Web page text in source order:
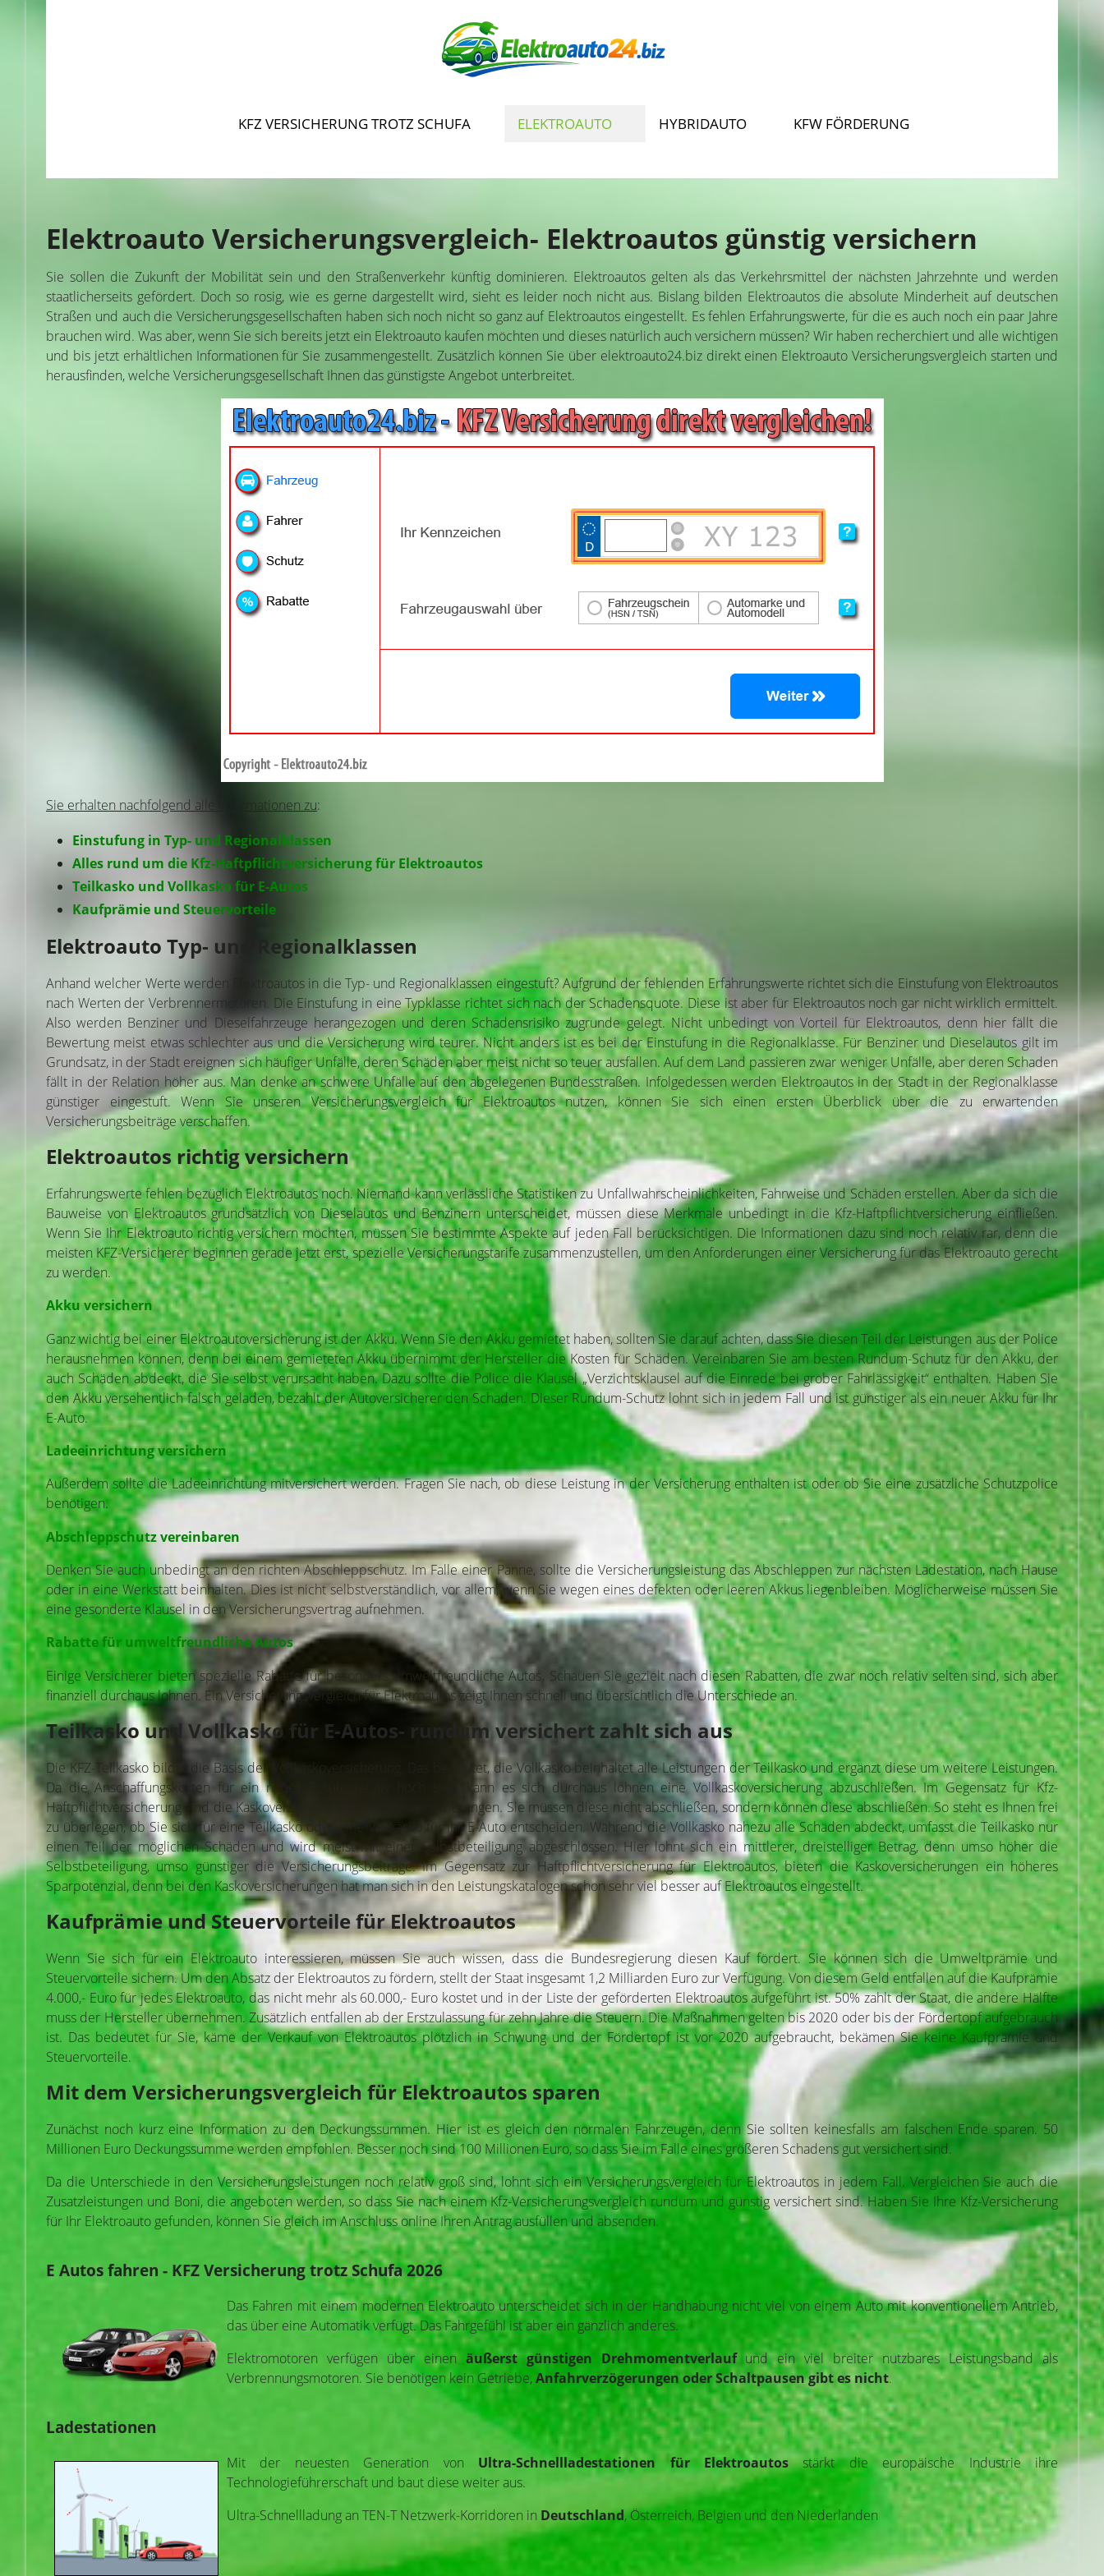
KFZ VERSICHERUNG TROTZ SCHUFA ELEKTROAUTO HYBRIDAUTO KFW FÖRDERUNG
Elektroauto Versicherungsvergleich- Elektroautos günstig versichern
Sie sollen die Zukunft der Mobilität sein und den Straßenverkehr künftig dominieren. Elektroautos gelten als das Verkehrsmittel der nächsten Jahrzehnte und werden
staatlicherseits gefördert. Doch so rosig, wie es gerne dargestellt wird, sieht es leider noch nicht aus. Bislang bilden Elektroautos die absolute Minderheit auf deutschen
Straßen und auch die Versicherungsgesellschaften haben sich noch nicht so ganz auf Elektroautos eingestellt. Es fehlen Erfahrungswerte, für die es auch noch ein paar Jahre
brauchen wird. Was aber, wenn Sie sich bereits jetzt ein Elektroauto kaufen möchten und dieses natürlich auch versichern müssen? Wir haben recherchiert und alle wichtigen
und bis jetzt erhältlichen Informationen für Sie zusammengestellt. Zusätzlich können Sie über elektroauto24.biz direkt einen Elektroauto Versicherungsvergleich starten und
herausfinden, welche Versicherungsgesellschaft Ihnen das günstigste Angebot unterbreitet.
Sie erhalten nachfolgend alle Informationen zu:
Einstufung in Typ- und Regionalklassen
Alles rund um die Kfz-Haftpflichtversicherung für Elektroautos
Teilkasko und Vollkasko für E-Autos
Kaufprämie und Steuervorteile
Elektroauto Typ- und Regionalklassen
Anhand welcher Werte werden Elektroautos in die Typ- und Regionalklassen eingestuft? Aufgrund der fehlenden Erfahrungswerte richtet sich die Einstufung von Elektroautos
nach Werten der Verbrennermotoren. Die Einstufung in eine Typklasse richtet sich nach der Schadensquote. Diese ist aber für Elektroautos noch gar nicht wirklich ermittelt.
Also werden Benziner und Dieselfahrzeuge herangezogen und deren Schadensrisiko zugrunde gelegt. Nicht unbedingt von Vorteil für Elektroautos, denn hier fällt die
Bewertung meist etwas schlechter aus und die Versicherung wird teurer. Nicht anders ist es bei der Einstufung in die Regionalklasse. Für Benziner und Dieselautos gilt im
Grundsatz, in der Stadt ereignen sich häufiger Unfälle, deren Schäden aber meist nicht so teuer ausfallen. Auf dem Land passieren zwar weniger Unfälle, aber deren Schaden
fällt in der Relation höher aus. Man denke an schwere Unfälle auf den abgelegenen Bundesstraßen. Infolgedessen werden Elektroautos in der Stadt in der Regionalklasse
günstiger eingestuft. Wenn Sie unseren Versicherungsvergleich für Elektroautos nutzen, können Sie sich einen ersten Überblick über die zu erwartenden
Versicherungsbeiträge verschaffen.
Elektroautos richtig versichern
Erfahrungswerte fehlen bezüglich Elektroautos noch. Niemand kann verlässliche Statistiken zu Unfallwahrscheinlichkeiten, Fahrweise und Schäden erstellen. Aber da sich die
Bauweise von Elektroautos grundsätzlich von Dieselautos und Benzinern unterscheidet, müssen diese Merkmale unbedingt in die Kfz-Haftpflichtversicherung einfließen.
Wenn Sie Ihr Elektroauto richtig versichern möchten, müssen Sie bestimmte Aspekte auf jeden Fall berücksichtigen. Die Informationen dazu sind noch relativ rar, denn die
meisten KFZ-Versicherer beginnen gerade jetzt erst, spezielle Versicherungstarife zusammenzustellen, um den Anforderungen einer Versicherung für das Elektroauto gerecht
zu werden.
Akku versichern
Ganz wichtig bei einer Elektroautoversicherung ist der Akku. Wenn Sie den Akku gemietet haben, sollten Sie darauf achten, dass Sie diesen Teil der Leistungen aus der Police
herausnehmen können, denn bei einem gemieteten Akku übernimmt der Hersteller die Kosten für Schäden. Vereinbaren Sie am besten Rundum-Schutz für den Akku, der
auch Schäden abdeckt, die Sie selbst verursacht haben. Dazu sollte die Police die Klausel „Verzichtsklausel auf die Einrede bei grober Fahrlässigkeit“ enthalten. Haben Sie
den Akku versehentlich falsch geladen, bezahlt der Autoversicherer den Schaden. Dieser Rundum-Schutz lohnt sich in jedem Fall und ist günstiger als ein neuer Akku für Ihr
E-Auto.
Ladeeinrichtung versichern
Außerdem sollte die Ladeeinrichtung mitversichert werden. Fragen Sie nach, ob diese Leistung in der Versicherung enthalten ist oder ob Sie eine zusätzliche Schutzpolice
benötigen.
Abschleppschutz vereinbaren
Denken Sie auch unbedingt an den richten Abschleppschutz. Im Falle einer Panne, sollte die Versicherungsleistung das Abschleppen zur nächsten Ladestation, nach Hause
oder in eine Werkstatt beinhalten. Dies ist nicht selbstverständlich, vor allem, wenn Sie wegen eines defekten oder leeren Akkus liegenbleiben. Möglicherweise müssen Sie
eine gesonderte Klausel in den Versicherungsvertrag aufnehmen.
Rabatte für umweltfreundliche Autos
Einige Versicherer bieten spezielle Rabatte für besonders umweltfreundliche Autos. Schauen Sie gezielt nach diesen Rabatten, die zwar noch relativ selten sind, sich aber
finanziell durchaus lohnen. Ein Versicherungsvergleich für Elektroautos zeigt Ihnen schnell und übersichtlich die Unterschiede an.
Teilkasko undVollkaskofür E-Autos- rundum versichert zahlt sich aus
Die KFZ-Teilkasko bildet die Basis der Vollkaskoversicherung. Das bedeutet, die Vollkasko beinhaltet alle Leistungen der Teilkasko und ergänzt diese um weitere Leistungen.
Da die Anschaffungskosten für ein neues E-Auto relativ hoch sind, kann es sich durchaus lohnen eine Vollkaskoversicherung abzuschließen. Im Gegensatz für Kfz-
Haftpflichtversicherung sind die Kaskoversicherung freiwillige Versicherungen. Sie müssen diese nicht abschließen, sondern können diese abschließen. So steht es Ihnen frei
zu überlegen, ob Sie sich für eine Teilkasko oder eine Vollkasko für Ihr E-Auto entscheiden. Während die Vollkasko nahezu alle Schäden abdeckt, umfasst die Teilkasko nur
einen Teil der möglichen Schäden und wird meist mit einer Selbstbeteiligung abgeschlossen. Hier lohnt sich ein mittlerer, dreistelliger Betrag, denn umso höher die
Selbstbeteiligung, umso günstiger die Versicherungsbeiträge. Im Gegensatz zur Haftpflichtversicherung für Elektroautos, bieten die Kaskoversicherungen ein höheres
Sparpotenzial, denn bei den Kaskoversicherungen hat man sich in den Leistungskatalogen schon sehr viel besser auf Elektroautos eingestellt.
Kaufprämie und Steuervorteile für Elektroautos
Wenn Sie sich für ein Elektroauto interessieren, müssen Sie auch wissen, dass die Bundesregierung diesen Kauf fördert. Sie können sich die Umweltprämie und
Steuervorteile sichern. Um den Absatz der Elektroautos zu fördern, stellt der Staat insgesamt 1,2 Milliarden Euro zur Verfügung. Von diesem Geld entfallen auf die Kaufprämie
4.000,- Euro für jedes Elektroauto, das nicht mehr als 60.000,- Euro kostet und in der Liste der geförderten Elektroautos aufgeführt ist. 50% zahlt der Staat, die andere Hälfte
muss der Hersteller übernehmen. Zusätzlich entfallen ab der Erstzulassung für zehn Jahre die Steuern. Die Maßnahmen gelten bis 2020 oder bis der Fördertopf aufgebrauch
ist. Das bedeutet für Sie, käme der Verkauf von Elektroautos plötzlich in Schwung und der Fördertopf ist vor 2020 aufgebraucht, bekämen Sie keine Kaufprämie und
Steuervorteile.
Mit dem Versicherungsvergleich für Elektroautos sparen
Zunächst noch kurz eine Information zu den Deckungssummen. Hier ist es gleich den normalen Fahrzeugen, denn Sie sollten keinesfalls am falschen Ende sparen. 50
Millionen Euro Deckungssumme werden empfohlen. Besser noch sind 100 Millionen Euro, so dass Sie im Falle eines größeren Schadens gut versichert sind.
Da die Unterschiede in den Versicherungsleistungen noch relativ groß sind, lohnt sich ein Versicherungsvergleich für Elektroautos in jedem Fall. Vergleichen Sie auch die
Zusatzleistungen und Boni, die angeboten werden, so dass Sie nach einem Kfz-Versicherungsvergleich rundum und günstig versichert sind. Haben Sie Ihre Kfz-Versicherung
für Ihr Elektroauto gefunden, können Sie gleich im Anschluss online Ihren Antrag ausfüllen und absenden.
E Autos fahren - KFZ Versicherung trotz Schufa 2026
Das Fahren mit einem modernen Elektroauto unterscheidet sich in der Handhabung nicht viel von einem Auto mit konventionellem Antrieb,
das über eine Automatik verfügt. Das Fahrgefühl ist aber ein gänzlich anderes.
Elektromotoren verfügen über einen äußerst günstigen Drehmomentverlaufund ein viel breiter nutzbares Leistungsband als
Verbrennungsmotoren. Sie benötigen kein Getriebe,Anfahrverzögerungen oder Schaltpausen gibt es nicht.
Ladestationen
Mit der neuesten Generation von Ultra-Schnellladestationen für Elektroautosstärkt die europäische Industrie ihre
Technologieführerschaft und baut diese weiter aus.
Ultra-Schnellladung an TEN-T Netzwerk-Korridoren in Deutschland, Österreich, Belgien und den Niederlanden